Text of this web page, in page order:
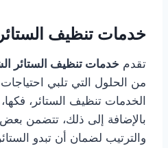
خدمات تنظيف
تقدم خدمات تنظيف الستائر
من الحلول التي تلبي
الخدمات تنظيف الستائر، فكها،
بالإضافة إلى ذلك، تتضمن
والترتيب لضمان أن تبدو